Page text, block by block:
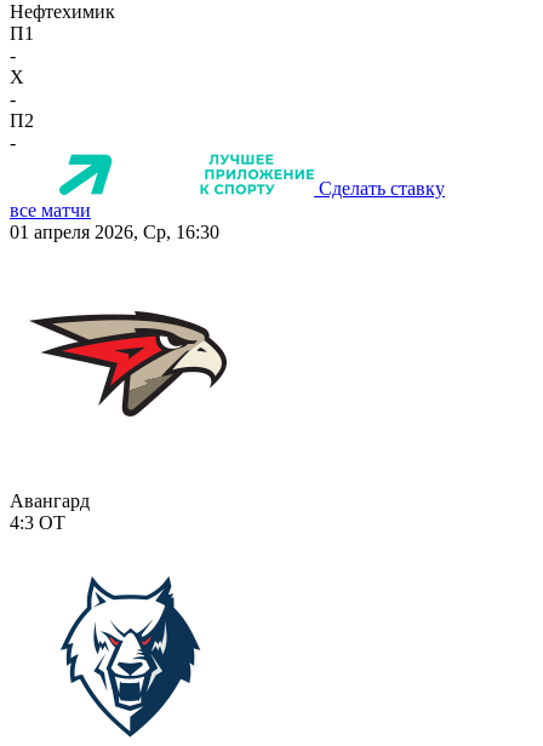
Нефтехимик
П1
-
X
-
П2
-
Сделать ставку
все матчи
01 апреля 2026, Ср, 16:30
Авангард
4:3 ОТ